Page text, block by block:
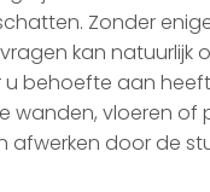
Zonder
kan natuurlijk
u behoefte aan
wanden, vloeren of
afwerken door de